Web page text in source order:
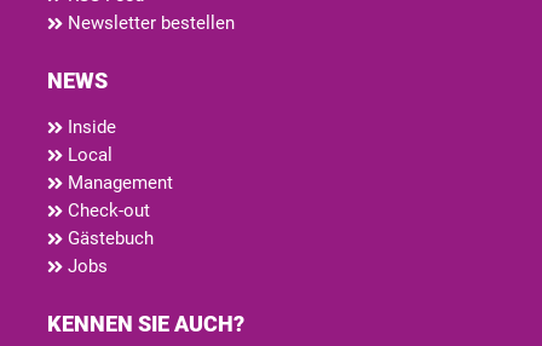
Newsletter bestellen
NEWS
Inside
Local
Management
Check-out
Gästebuch
Jobs
KENNEN SIE AUCH?